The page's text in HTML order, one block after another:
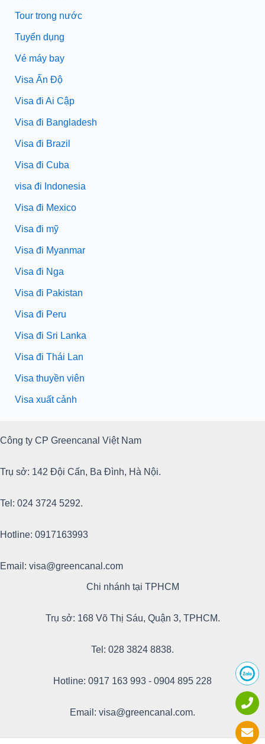
Tour trong nước
Tuyển dụng
Vé máy bay
Visa Ấn Độ
Visa đi Ai Cập
Visa đi Bangladesh
Visa đi Brazil
Visa đi Cuba
visa đi Indonesia
Visa đi Mexico
Visa đi mỹ
Visa đi Myanmar
Visa đi Nga
Visa đi Pakistan
Visa đi Peru
Visa đi Sri Lanka
Visa đi Thái Lan
Visa thuyền viên
Visa xuất cảnh
Công ty CP Greencanal Việt Nam
Trụ sở: 142 Đội Cấn, Ba Đình, Hà Nội.
Tel: 024 3724 5292.
Hotline: 0917163993
Email: visa@greencanal.com
Chi nhánh tại TPHCM
Trụ sở: 168 Võ Thị Sáu, Quận 3, TPHCM.
Tel: 028 3824 8838.
Hotline: 0917 163 993 - 0904 895 228
Email: visa@greencanal.com.